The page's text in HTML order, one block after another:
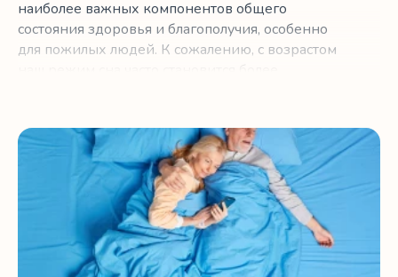
наиболее важных компонентов общего
состояния здоровья и благополучия, особенно
для пожилых людей. К сожалению, с возрастом
Как использование дневника сна может помочь вам